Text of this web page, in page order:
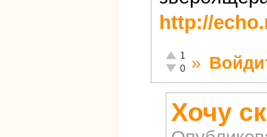
http://
Отлично!
1
Неадекватно!
0 »
Хочу